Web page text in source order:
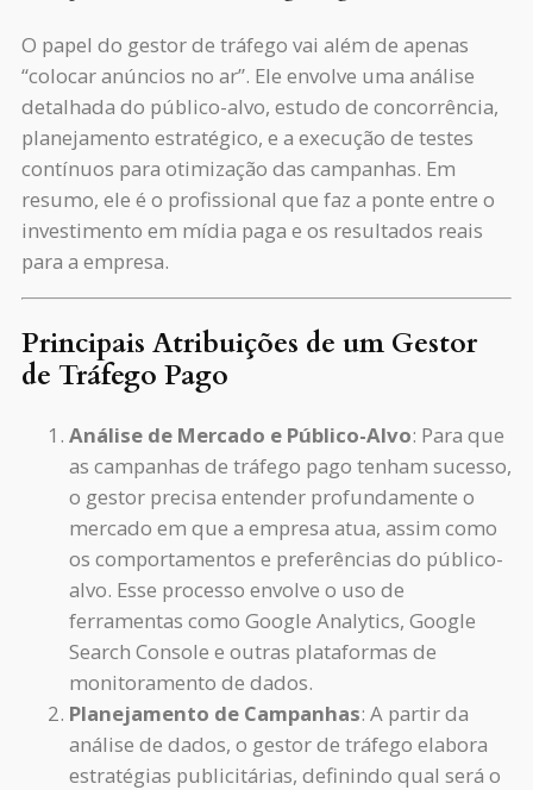
O papel do gestor de tráfego vai além de apenas
“colocar anúncios no ar”. Ele envolve uma análise
detalhada do público-alvo, estudo de concorrência,
planejamento estratégico, e a execução de testes
contínuos para otimização das campanhas. Em
resumo, ele é o profissional que faz a ponte entre o
investimento em mídia paga e os resultados reais
para a empresa.
Principais Atribuições de um Gestor
de Tráfego Pago
Análise de Mercado e Público-Alvo: Para que
as campanhas de tráfego pago tenham sucesso,
o gestor precisa entender profundamente o
mercado em que a empresa atua, assim como
os comportamentos e preferências do público-
alvo. Esse processo envolve o uso de
ferramentas como Google Analytics, Google
Search Console e outras plataformas de
monitoramento de dados.
Planejamento de Campanhas: A partir da
análise de dados, o gestor de tráfego elabora
estratégias publicitárias, definindo qual será o